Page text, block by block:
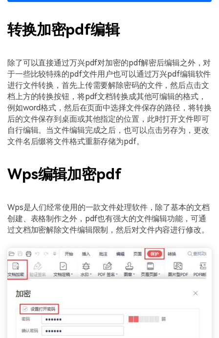
转换加密pdf编辑
除了可以直接通过万兴pdf对加密的pdf解密后编辑之外，对
于一些比较特殊的pdf文件用户也可以通过万兴pdf编辑软件
进行文件转换，首先上传需要解除密码的文件，然后点击文
档上方的转换按钮，将pdf文档转换成其他可编辑的格式，
例如word格式，然后在页面中选择文件保存的路径，将转换
后的文件保存到桌面或其他指定的位置，此时打开文件即可
自行编辑。当文件编辑完成之后，也可以点击另存为，更改
文件名后缀将文件格式重新存储为pdf。
Wps编辑加密pdf
Wps是人们经常使用的一款文件处理软件，除了基本的文档
创建、表格制作之外，pdf也有强大的文件编辑功能，可通
过文档加密解除文件编辑限制，然后对文件内容进行修改。